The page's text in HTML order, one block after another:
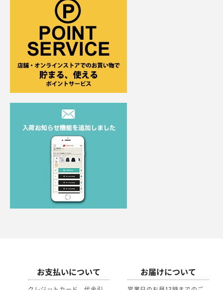
お支払いについて お届けについて